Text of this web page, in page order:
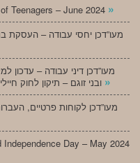
Teenagers – June 2024 »
מעו”דכן יחסי עבודה – העסקת
מעו”דכן דיני עבודה –
»
מעו”דכן לקוחות פרטיים,
Day – May 2024